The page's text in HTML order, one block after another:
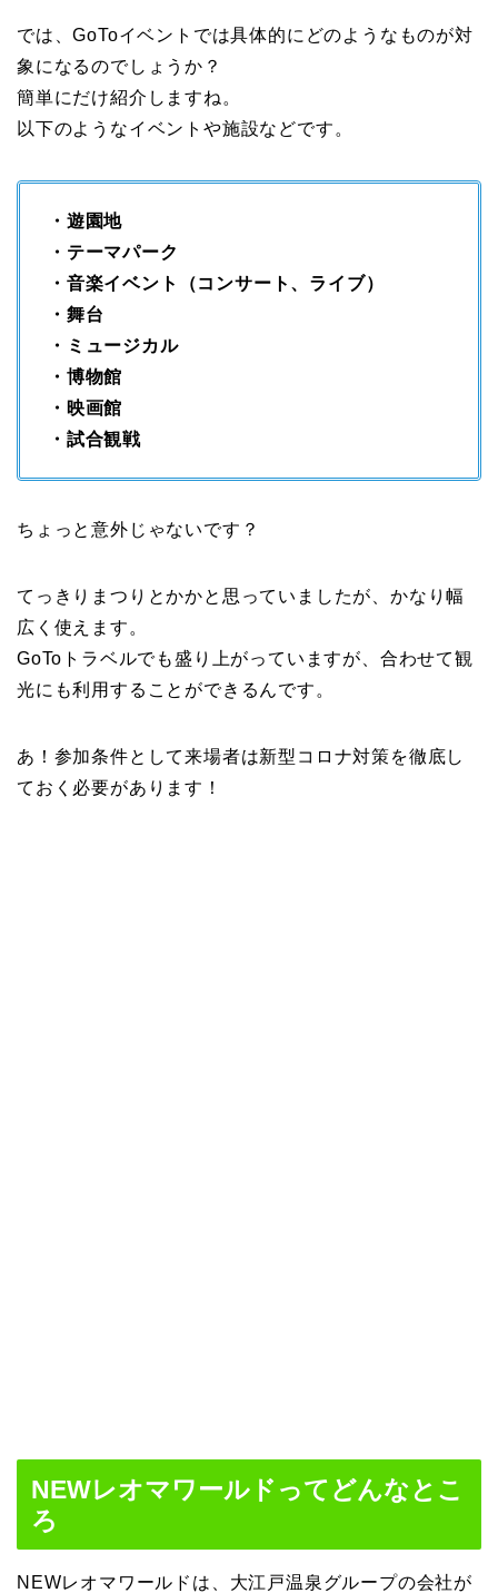
では、GoToイベントでは具体的にどのようなものが対
象になるのでしょうか？
簡単にだけ紹介しますね。
以下のようなイベントや施設などです。
・遊園地
・テーマパーク
・音楽イベント（コンサート、ライブ）
・舞台
・ミュージカル
・博物館
・映画館
・試合観戦
ちょっと意外じゃないです？
てっきりまつりとかかと思っていましたが、かなり幅
広く使えます。
GoToトラベルでも盛り上がっていますが、合わせて観
光にも利用することができるんです。
あ！参加条件として来場者は新型コロナ対策を徹底し
ておく必要があります！
NEWレオマワールドってどんなとこ
ろ
NEWレオマワールドは、大江戸温泉グループの会社が